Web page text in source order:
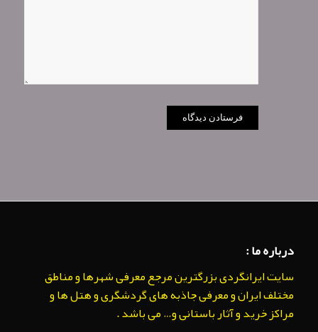
درباره ما :
سایت ایرانگردی بزرگترین مرجع معرفی شهرها و مناطق
مختلف ایران و معرفی جاذبه های گردشگری و هتل ها و
مراکز خرید و آثار باستانی و… می باشد .